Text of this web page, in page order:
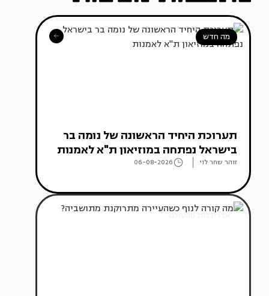
מה חדש
תערוכת היחיד הראשונה של נומה בר
בישראל נפתחה במוזיאון ת"א לאמנות
זוהר שחר לוי 06-08-2026
אדריכלות מהעולם